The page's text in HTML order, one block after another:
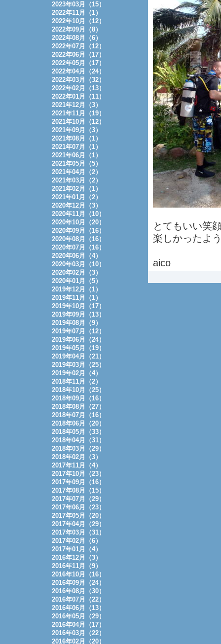
とてもいい笑
楽しかったよ
aico
2023年03月（15）
2022年11月（1）
2022年10月（12）
2022年09月（8）
2022年08月（6）
2022年07月（12）
2022年06月（17）
2022年05月（17）
2022年04月（24）
2022年03月（32）
2022年02月（13）
2022年01月（11）
2021年12月（3）
2021年11月（19）
2021年10月（12）
2021年09月（3）
2021年08月（1）
2021年07月（1）
2021年06月（1）
2021年05月（5）
2021年04月（2）
2021年03月（2）
2021年02月（1）
2021年01月（2）
2020年12月（3）
2020年11月（10）
2020年10月（20）
2020年09月（16）
2020年08月（16）
2020年07月（16）
2020年06月（4）
2020年03月（10）
2020年02月（3）
2020年01月（5）
2019年12月（1）
2019年11月（1）
2019年10月（17）
2019年09月（13）
2019年08月（9）
2019年07月（12）
2019年06月（24）
2019年05月（19）
2019年04月（21）
2019年03月（25）
2019年02月（4）
2018年11月（2）
2018年10月（25）
2018年09月（16）
2018年08月（27）
2018年07月（16）
2018年06月（20）
2018年05月（33）
2018年04月（31）
2018年03月（29）
2018年02月（3）
2017年11月（4）
2017年10月（23）
2017年09月（16）
2017年08月（15）
2017年07月（29）
2017年06月（23）
2017年05月（20）
2017年04月（29）
2017年03月（31）
2017年02月（6）
2017年01月（4）
2016年12月（3）
2016年11月（9）
2016年10月（16）
2016年09月（24）
2016年08月（30）
2016年07月（22）
2016年06月（13）
2016年05月（29）
2016年04月（17）
2016年03月（22）
2016年02月（20）